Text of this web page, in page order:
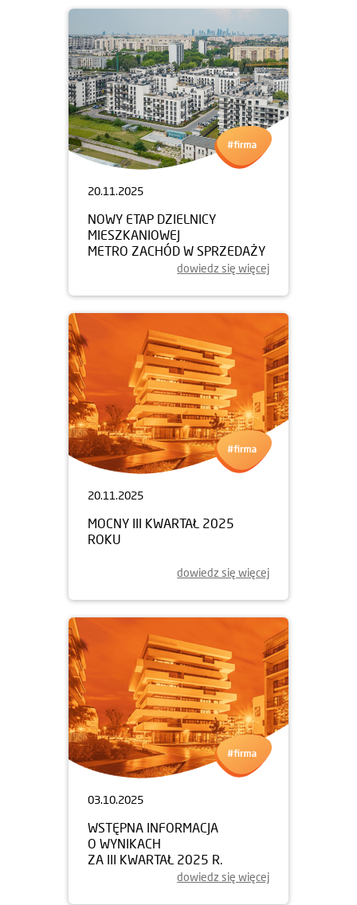
20.11.2025
NOWY ETAP DZIELNICY
MIESZKANIOWEJ
METRO ZACHÓD W SPRZEDAŻY
dowiedz się więcej
20.11.2025
MOCNY III KWARTAŁ 2025
ROKU
dowiedz się więcej
03.10.2025
WSTĘPNA INFORMACJA
O WYNIKACH
ZA III KWARTAŁ 2025 R.
dowiedz się więcej